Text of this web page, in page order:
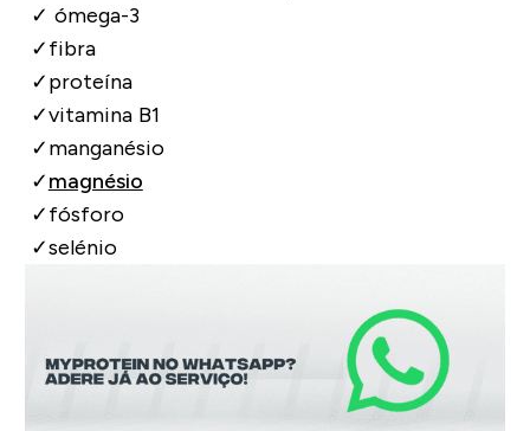
✓ ómega-3
✓ fibra
✓ proteína
✓vitamina B1
✓ manganésio
✓ magnésio
✓ fósforo
✓selénio